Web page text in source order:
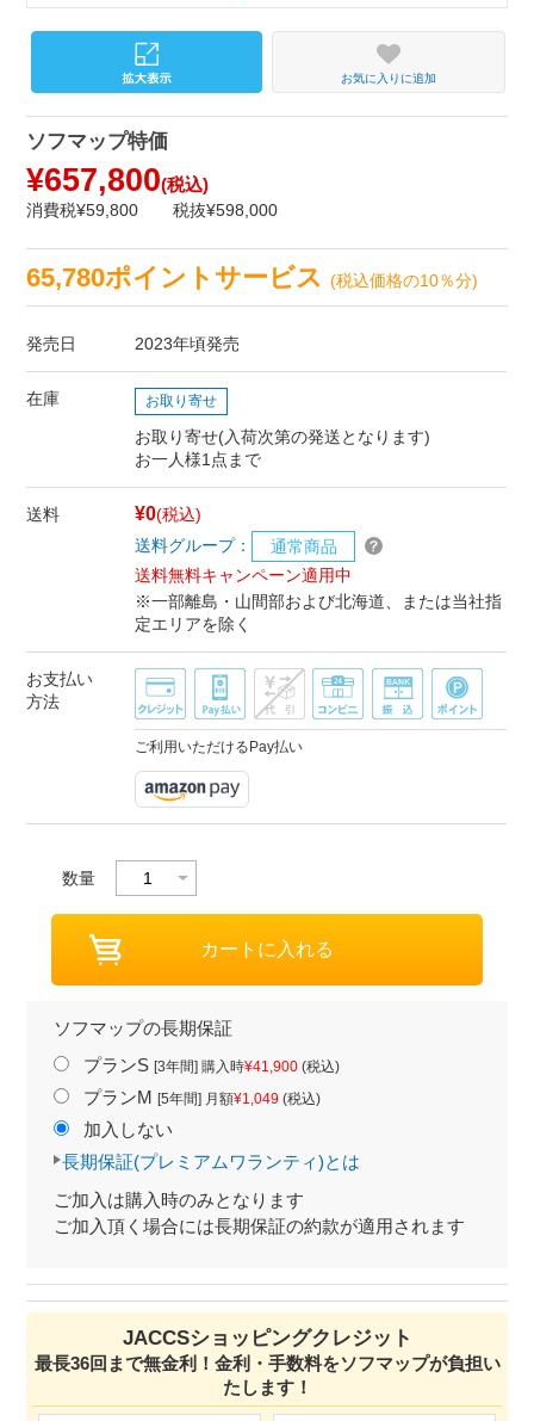
お気に入りに追加
ソフマップ特価
¥657,800(税込)
消費税¥59,800 税抜¥598,000
65,780ポイントサービス(税込価格の10％分)
発売日 2023年頃発売
在庫 お取り寄せ
お取り寄せ(入荷次第の発送となります)
お一人様1点まで
送料 ¥0(税込)
送料グループ：
通常商品
送料無料キャンペーン適用中
※一部離島・山間部および北海道、または当社指
定エリアを除く
お支払い
方法
ご利用いただけるPay払い
数量
ソフマップの長期保証
プランS [3年間] 購入時¥41,900(税込)
プランM [5年間] 月額¥1,049(税込)
加入しない
長期保証(プレミアムワランティ)とは
ご加入は購入時のみとなります
ご加入頂く場合には長期保証の約款が適用されます
JACCSショッピングクレジット
最長36回まで無金利！金利・手数料をソフマップが負担い
たします！